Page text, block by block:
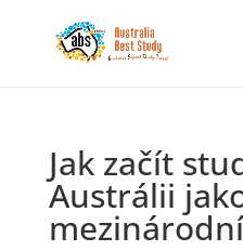
Jak začít
Austrálii